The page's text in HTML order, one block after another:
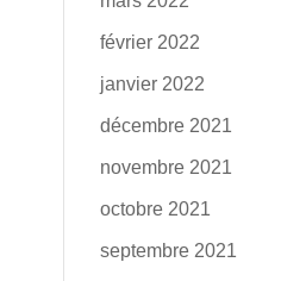
février 2022
janvier 2022
décembre 2021
novembre 2021
octobre 2021
septembre 2021